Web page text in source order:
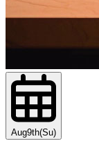
Aug9th(Su)